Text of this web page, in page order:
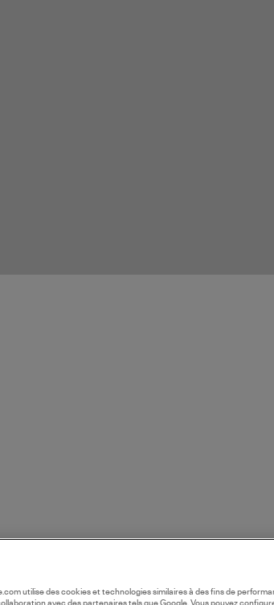
utilise des cookies et technologies similaires à des fins de
avec des partenaires tels que Google. Vous pouvez